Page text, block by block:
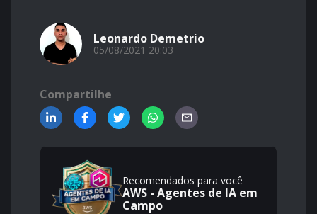
Leonardo Demetrio
05/08/2021 20:03
Compartilhe
Recomendados para você
AWS - Agentes de IA em
Campo